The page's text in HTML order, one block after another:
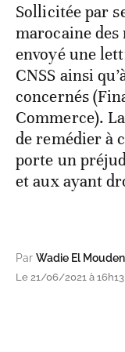
Sollicitée par
marocaine
envoyé une
CNSS ainsi
concernés
Commerce).
de remédier à
porte un
et aux ayant
Par Wadie El Mouden
Le 21/06/2021 à 16h13